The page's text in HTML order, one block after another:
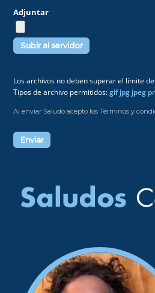
Adjuntar
Los archivos no deben superar el límite
Tipos de archivo permitidos:gif jpg jpeg
Al enviar Saludo acepto los Términos y